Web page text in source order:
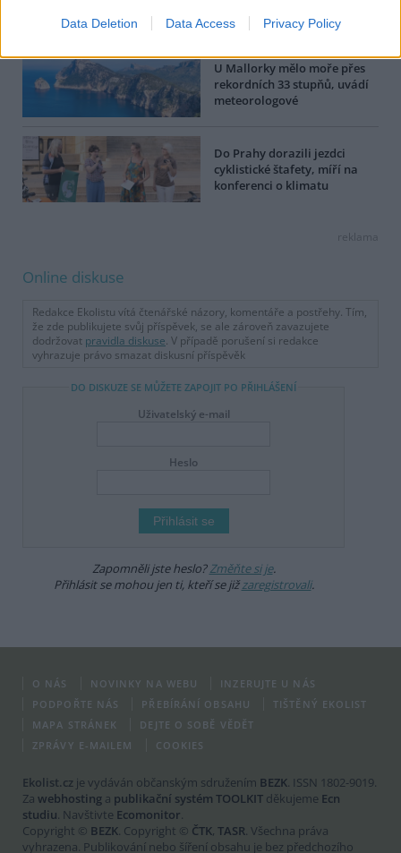
Data Deletion Data Access Privacy Policy
na změnu klimatu
U Mallorky mělo moře přes
rekordních 33 stupňů, uvádí
meteorologové
Do Prahy dorazili jezdci
cyklistické štafety, míří na
konferenci o klimatu
reklama
Online diskuse
Redakce Ekolistu vítá čtenářské názory, komentáře a postřehy. Tím,
že zde publikujete svůj příspěvek, se ale zároveň zavazujete
dodržovat pravidla diskuse. V případě porušení si redakce
vyhrazuje právo smazat diskusní příspěvěk
DO DISKUZE SE MŮŽETE ZAPOJIT PO PŘIHLÁŠENÍ
Uživatelský e-mail
Heslo
Zapomněli jste heslo?Změňte si je.
Přihlásit se mohou jen ti, kteří se jižzaregistrovali.
O NÁS NOVINKY NA WEBU
INZERUJTE U NÁS
PODPOŘTE NÁS
PŘEBÍRÁNÍ OBSAHU
TIŠTĚNÝ EKOLIST
MAPA STRÁNEK
DEJTE O SOBĚ VĚDĚT
ZPRÁVY E-MAILEM
COOKIES
Ekolist.cz je vydáván občanským sdružením BEZK . ISSN 1802-9019.
Za webhosting a publikační systém TOOLKIT děkujeme Ecn
studiu . Navštivte Ecomonitor
Copyright © BEZK . Copyright © ČTK, TASR . Všechna práva
vyhrazena. Publikování nebo šíření obsahu je bez předchozího